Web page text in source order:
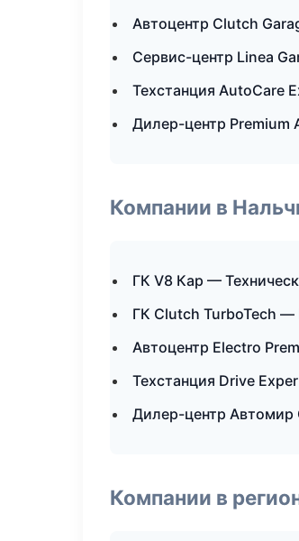
Автоцентр Clutch
Сервис-центр Linea
Техстанция AutoCare
Дилер-центр
Компании в
ГК V8 Кар —
ГК Clutch TurboTech —
Автоцентр Electro
Техстанция Drive
Дилер-центр Автомир
Компании в